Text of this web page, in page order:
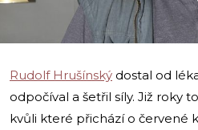
Rudolf Hrušínský dostal od
odpočíval a šetřil síly. Již roky
kvůli které přichází o červené